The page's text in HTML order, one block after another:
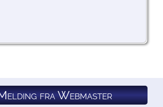
fra Webmaster